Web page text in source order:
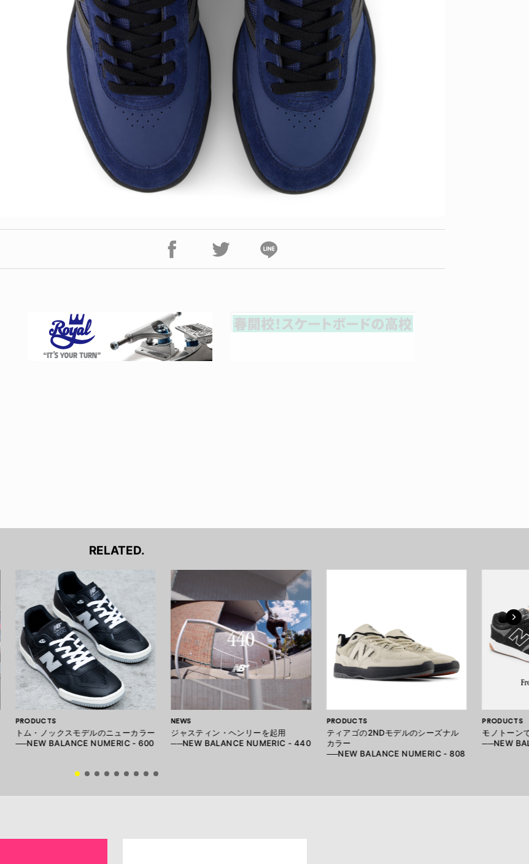
RELATED.
PRODUCTS
トム・ノックスモデルのニューカラー
──NEW BALANCE NUMERIC - 600
NEWS
ジャスティン・ヘンリーを起用
──NEW BALANCE NUMERIC - 440
PRODUCTS
ティアゴの2NDモデルのシーズナル
カラー
──NEW BALANCE NUMERIC - 808
PRODUCTS
モノトーン
──NEW